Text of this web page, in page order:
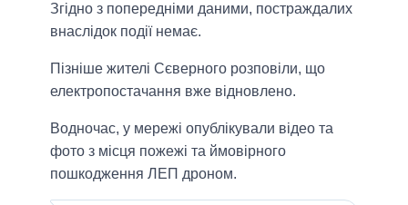
Згідно з попередніми даними, постраждалих
внаслідок події немає.
Пізніше жителі Сєверного розповіли, що
електропостачання вже відновлено.
Водночас, у мережі опублікували відео та
фото з місця пожежі та ймовірного
пошкодження ЛЕП дроном.